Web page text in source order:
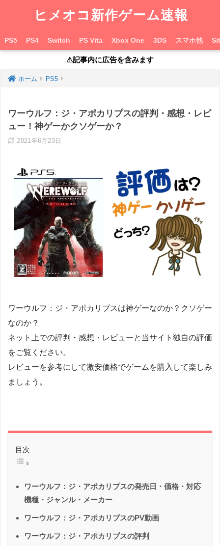
ヒメオコ新作ゲーム速報
PS5 PS4 Switch PS Vita Xbox One 3DS スマホ他
⚠︎記事内に広告を含みます
ホーム PS5
ワーウルフ：ジ・アポカリプスの評判・感想・レビ
ュー！神ゲーかクソゲーか？
2021年6月23日
ワーウルフ：ジ・アポカリプスは神ゲーなのか？クソゲー
なのか？
ネット上での評判・感想・レビューと当サイト独自の評価
をご覧ください。
レビューを参考にして激安価格でゲームを購入して楽しみ
ましょう。
目次
ワーウルフ：ジ・アポカリプスの発売日・価格・対応
機種・ジャンル・メーカー
ワーウルフ：ジ・アポカリプスのPV動画
ワーウルフ：ジ・アポカリプスの評判